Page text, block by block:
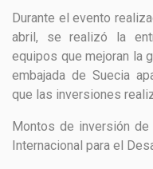
Durante el evento
abril, se realizó la
equipos que mejoran la
embajada de Suecia
que las inversiones
Montos de inversión de
Internacional para el